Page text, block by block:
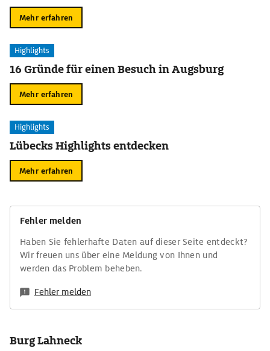
Mehr erfahren
Highlights
16 Gründe für einen Besuch in Augsburg
Mehr erfahren
Highlights
Lübecks Highlights entdecken
Mehr erfahren
Fehler melden
Haben Sie fehlerhafte Daten auf dieser Seite entdeckt?
Wir freuen uns über eine Meldung von Ihnen und
werden das Problem beheben.
Fehler melden
Burg Lahneck